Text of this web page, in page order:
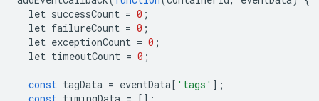
let successCount = 0 ;
let failureCount = 0 ;
let exceptionCount = 0 ;
let timeoutCount = 0 ;
const tagData = eventData[ 'tags' ];